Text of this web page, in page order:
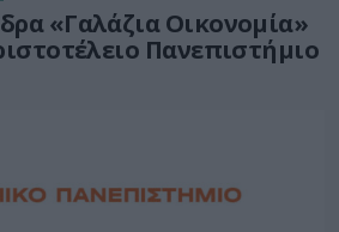
«Γαλάζια Οικονομία»
Πανεπιστήμιο